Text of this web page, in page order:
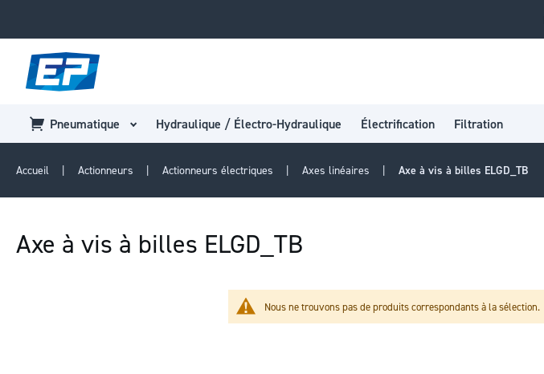
Pneumatique Hydraulique / Électro-Hydraulique Électrification Filtration
Accueil Actionneurs Actionneurs électriques Axes linéaires Axe à vis à billes ELGD_TB
Axe à vis à billes ELGD_TB
Nous ne trouvons pas de produits correspondants à la sélection.